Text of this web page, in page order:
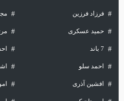
فرزاد فرزین
حمید عسکری
7 باند
احمد سلو
افشین آذری